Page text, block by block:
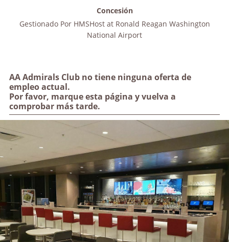
AA Admirals Club no tiene ninguna oferta de
empleo actual.
Por favor, marque esta página y vuelva a
comprobar más tarde.
Concesión
Gestionado Por HMSHost at Ronald Reagan Washington
National Airport